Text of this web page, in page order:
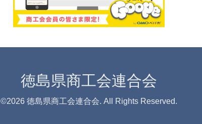
徳島県商工会連合会
©2026 徳島県商工会連合会. All Rights Reserved.